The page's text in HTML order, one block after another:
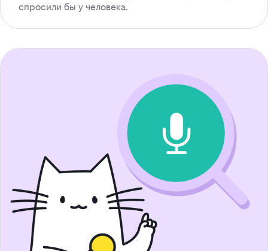
спросили бы у человека.